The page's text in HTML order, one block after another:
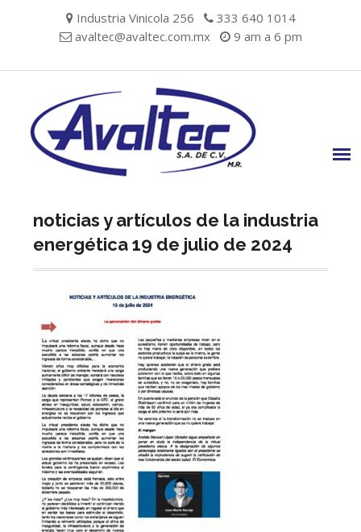
Industria Vinicola 256
333 640 1014
avaltec@avaltec.com.mx
9 am a 6 pm
noticias y artículos de la industria
energética 19 de julio de 2024